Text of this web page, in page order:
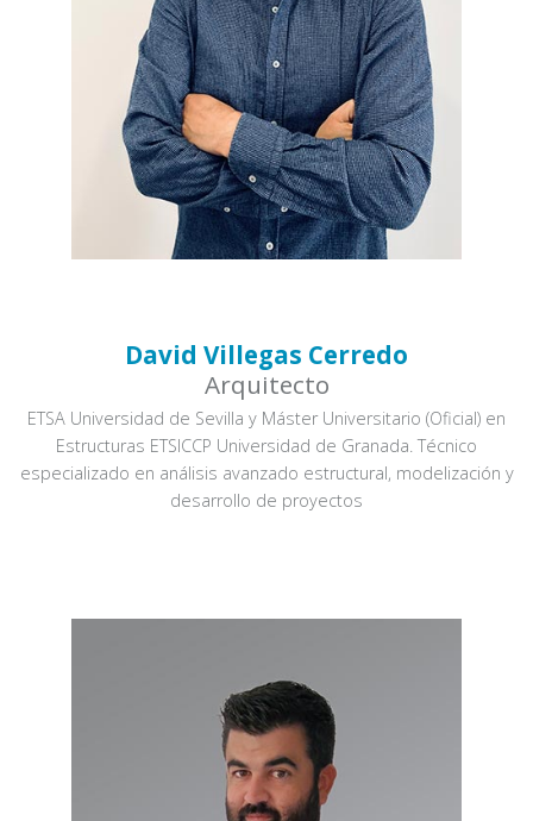
David Villegas Cerredo
Arquitecto
ETSA Universidad de Sevilla y Máster Universitario (Oficial) en
Estructuras ETSICCP Universidad de Granada. Técnico
especializado en análisis avanzado estructural, modelización y
desarrollo de proyectos